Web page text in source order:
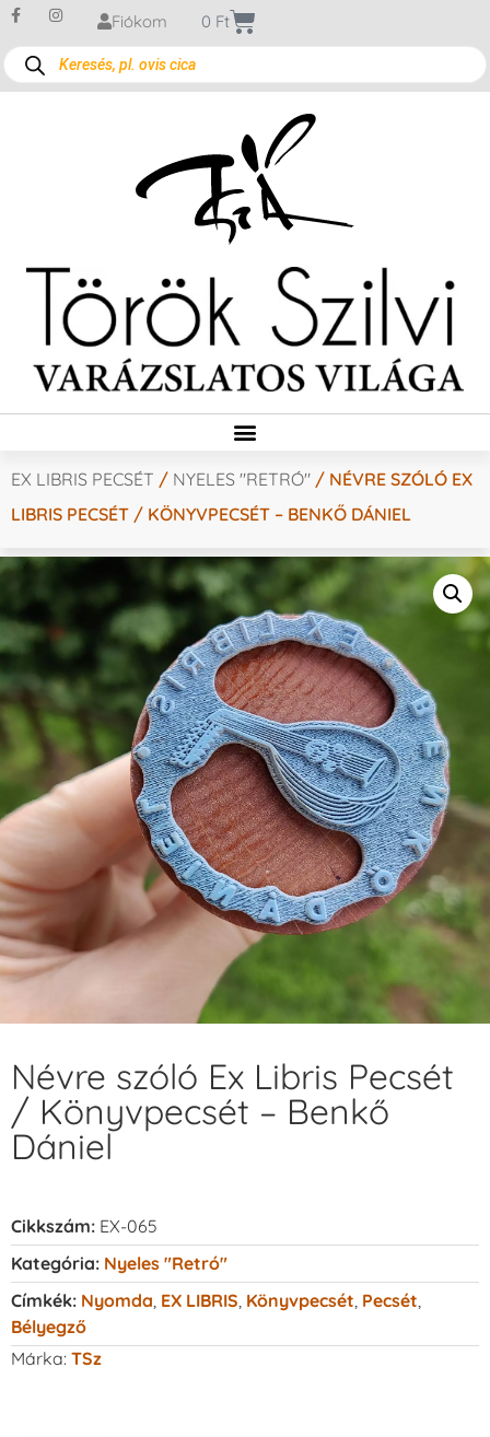
Fiókom 0 Ft
EX LIBRIS PECSÉT / NYELES "RETRÓ" / NÉVRE SZÓLÓ EX
LIBRIS PECSÉT / KÖNYVPECSÉT – BENKŐ DÁNIEL
Névre szóló Ex Libris Pecsét
/ Könyvpecsét – Benkő
Dániel
Cikkszám: EX-065
Kategória: Nyeles "retró"
Címkék: Nyomda, EX LIBRIS, Könyvpecsét, Pecsét,
Bélyegző
Márka: TSz